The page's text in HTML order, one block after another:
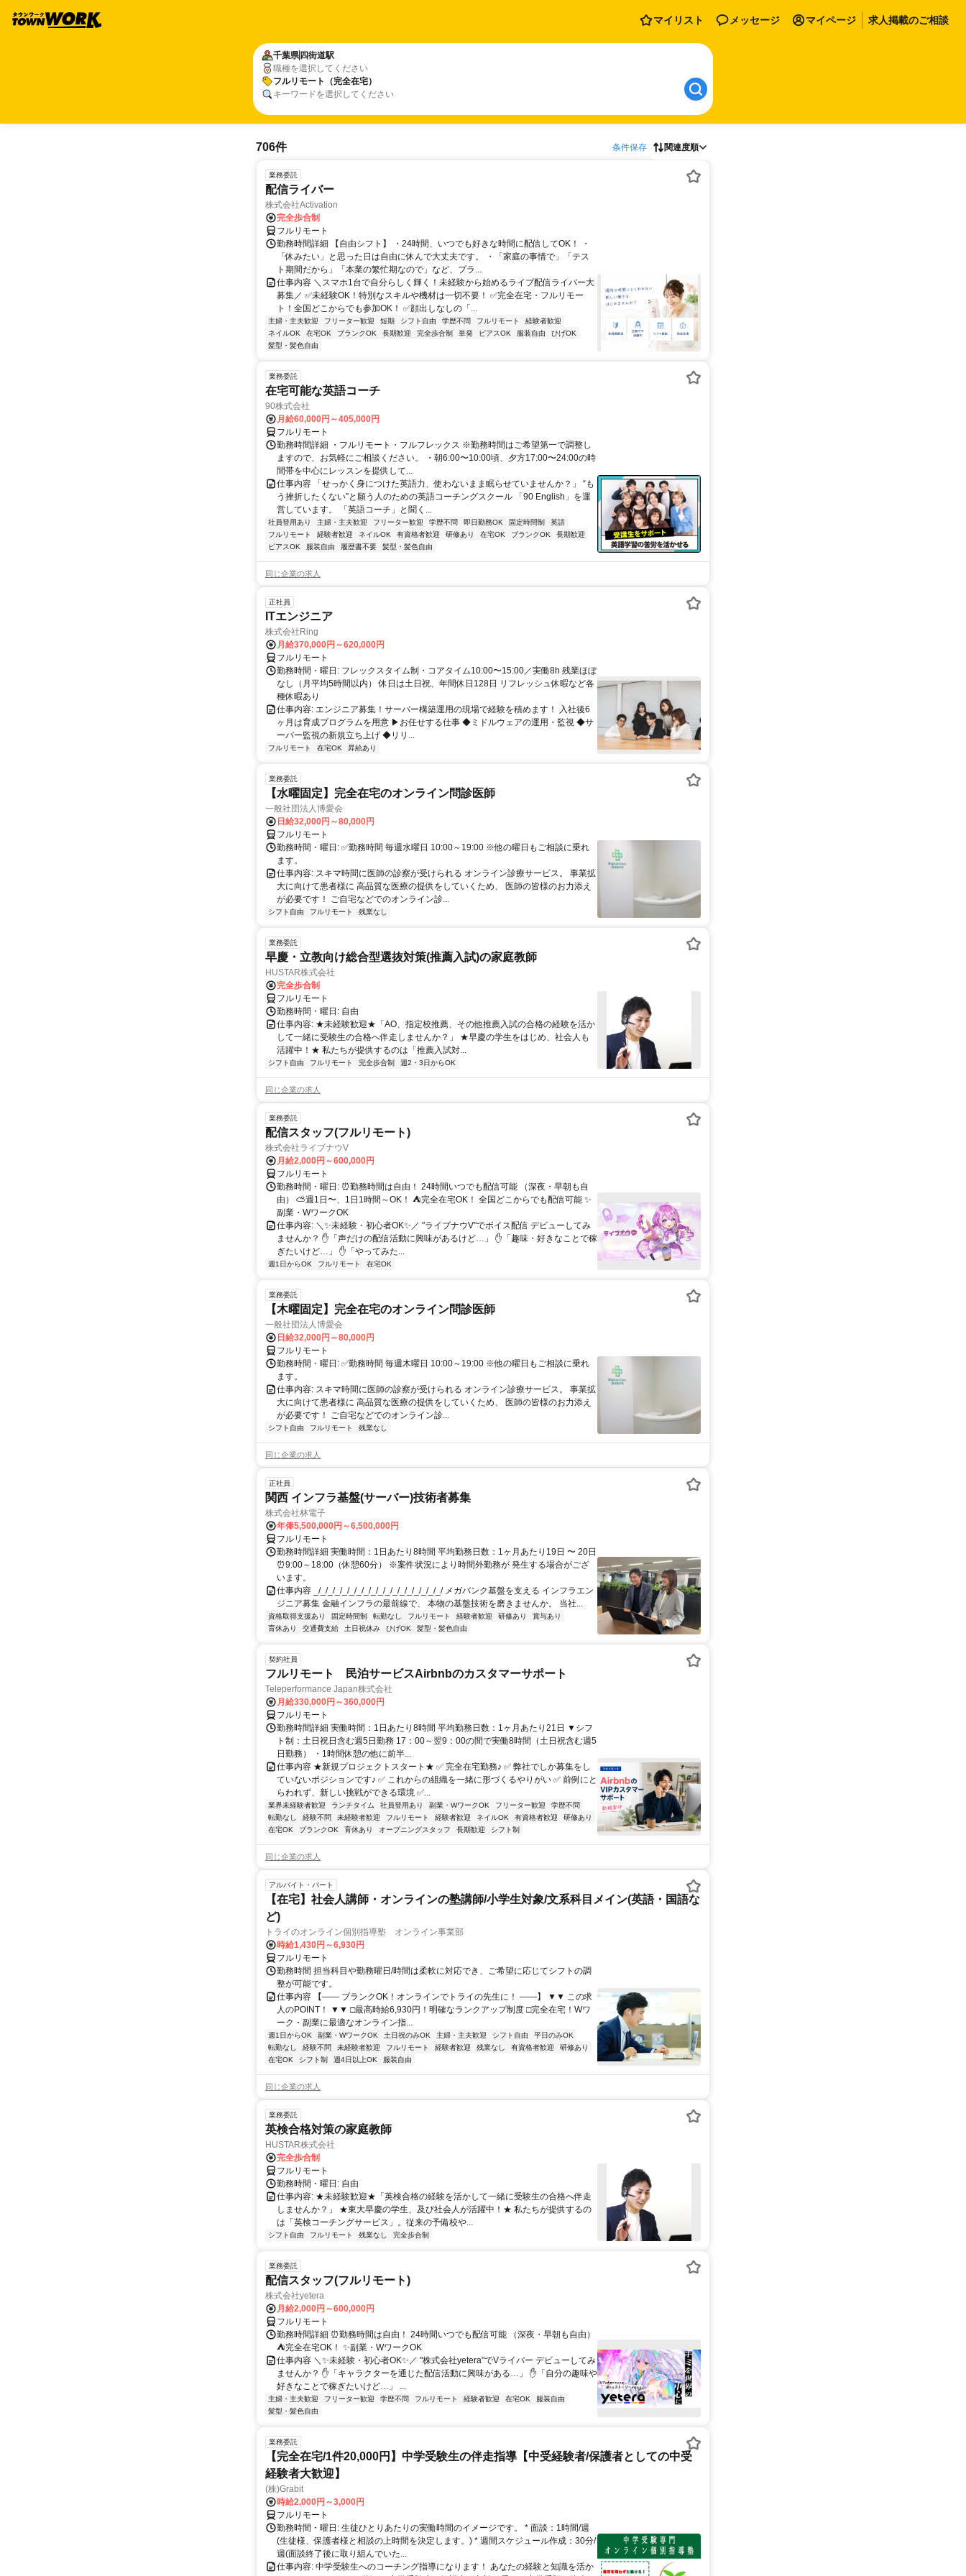
マイリスト メッセージ マイページ 求人掲載のご相談
千葉県 四街道駅
職種を選択してください
フルリモート（完全在宅）
キーワードを選択してください
706件 条件保存 関連度順
業務委託
配信ライバー
株式会社Activation
完全歩合制
フルリモート
勤務時間詳細 【自由シフト】 ・24時間、いつでも好きな時間に配信してOK！ ・
「休みたい」と思った日は自由に休んで大丈夫です。 ・「家庭の事情で」「テス
ト期間だから」「本業の繁忙期なので」など、プラ...
仕事内容 ＼スマホ1台で自分らしく輝く！未経験から始めるライブ配信ライバー大
募集／ ✅未経験OK！特別なスキルや機材は一切不要！ ✅完全在宅・フルリモー
ト！全国どこからでも参加OK！ ✅顔出しなしの「...
主婦・主夫歓迎 フリーター歓迎 短期 シフト自由 学歴不問 フルリモート
経験者歓迎
ネイルOK
在宅OK ブランクOK 長期歓迎 完全歩合制 単発 ピアスOK 服装自由
ひげOK
髪型・髪色自由
業務委託
在宅可能な英語コーチ
90株式会社
月給60,000円～405,000円
フルリモート
勤務時間詳細 ・フルリモート・フルフレックス ※勤務時間はご希望第一で調整し
ますので、お気軽にご相談ください。 ・朝6:00〜10:00頃、夕方17:00〜24:00の時
間帯を中心にレッスンを提供して...
仕事内容 「せっかく身につけた英語力、使わないまま眠らせていませんか？」 “も
う挫折したくない”と願う人のための英語コーチングスクール 「90 English」を運
営しています。 「英語コーチ」と聞く...
社員登用あり 主婦・主夫歓迎 フリーター歓迎 学歴不問 即日勤務OK 固定時間制
英語
フルリモート
経験者歓迎 ネイルOK 有資格者歓迎 研修あり 在宅OK ブランクOK
長期歓迎
ピアスOK
服装自由 履歴書不要 髪型・髪色自由
同じ企業の求人
正社員
ITエンジニア
株式会社Ring
月給370,000円～620,000円
フルリモート
勤務時間・曜日: フレックスタイム制・コアタイム10:00〜15:00／実働8h 残業ほぼ
なし（月平均5時間以内） 休日は土日祝、年間休日128日 リフレッシュ休暇など各
種休暇あり
仕事内容: エンジニア募集！サーバー構築運用の現場で経験を積めます！ 入社後6
ヶ月は育成プログラムを用意 ▶お任せする仕事 ◆ミドルウェアの運用・監視 ◆サ
ーバー監視の新規立ち上げ ◆リリ...
フルリモート 在宅OK 昇給あり
業務委託
【水曜固定】完全在宅のオンライン問診医師
一般社団法人博愛会
日給32,000円～80,000円
フルリモート
勤務時間・曜日: ✅勤務時間 毎週水曜日 10:00～19:00 ※他の曜日もご相談に乗れ
ます。
仕事内容: スキマ時間に医師の診察が受けられる オンライン診療サービス。 事業拡
大に向けて患者様に 高品質な医療の提供をしていくため、 医師の皆様のお力添え
が必要です！ ご自宅などでのオンライン診...
シフト自由 フルリモート 残業なし
業務委託
早慶・立教向け総合型選抜対策(推薦入試)の家庭教師
HUSTAR株式会社
完全歩合制
フルリモート
勤務時間・曜日: 自由
仕事内容: ★未経験歓迎★「AO、指定校推薦、その他推薦入試の合格の経験を活か
して一緒に受験生の合格へ伴走しませんか？」 ★早慶の学生をはじめ、社会人も
活躍中！★ 私たちが提供するのは「推薦入試対...
シフト自由 フルリモート 完全歩合制 週2・3日からOK
同じ企業の求人
業務委託
配信スタッフ(フルリモート)
株式会社ライブナウV
月給2,000円～600,000円
フルリモート
勤務時間・曜日: ⏰勤務時間は自由！ 24時間いつでも配信可能 （深夜・早朝も自
由） ⛅週1日〜、1日1時間～OK！ ⛺完全在宅OK！ 全国どこからでも配信可能 ✨
副業・WワークOK
仕事内容: ＼✨未経験・初心者OK✨／ "ライブナウV"でボイス配信 デビューしてみ
ませんか？ ✋「声だけの配信活動に興味があるけど…」 ✋「趣味・好きなことで稼
ぎたいけど…」 ✋「やってみた...
週1日からOK フルリモート 在宅OK
業務委託
【木曜固定】完全在宅のオンライン問診医師
一般社団法人博愛会
日給32,000円～80,000円
フルリモート
勤務時間・曜日: ✅勤務時間 毎週木曜日 10:00～19:00 ※他の曜日もご相談に乗れ
ます。
仕事内容: スキマ時間に医師の診察が受けられる オンライン診療サービス。 事業拡
大に向けて患者様に 高品質な医療の提供をしていくため、 医師の皆様のお力添え
が必要です！ ご自宅などでのオンライン診...
シフト自由 フルリモート 残業なし
同じ企業の求人
正社員
関西 インフラ基盤(サーバー)技術者募集
株式会社林電子
年俸5,500,000円～6,500,000円
フルリモート
勤務時間詳細 実働時間：1日あたり8時間 平均勤務日数：1ヶ月あたり19日 〜 20日
⏰9:00～18:00（休憩60分） ※案件状況により時間外勤務が 発生する場合がござ
います。
仕事内容 _/_/_/_/_/_/_/_/_/_/_/_/_/_/_/_/_/_/ メガバンク基盤を支える インフラエン
ジニア募集 金融インフラの最前線で、 本物の基盤技術を磨きませんか。 当社...
資格取得支援あり 固定時間制 転勤なし フルリモート 経験者歓迎 研修あり
賞与あり
育休あり
交通費支給 土日祝休み ひげOK 髪型・髪色自由
契約社員
フルリモート 民泊サービスAirbnbのカスタマーサポート
Teleperformance Japan株式会社
月給330,000円～360,000円
フルリモート
勤務時間詳細 実働時間：1日あたり8時間 平均勤務日数：1ヶ月あたり21日 ▼シフ
ト制：土日祝日含む週5日勤務 17：00～翌9：00の間で実働8時間（土日祝含む週5
日勤務） ・1時間休憩の他に前半...
仕事内容 ★新規プロジェクトスタート★ ✅ 完全在宅勤務♪ ✅ 弊社でしか募集をし
ていないポジションです♪ ✅ これからの組織を一緒に形づくるやりがい ✅ 前例にと
らわれず、新しい挑戦ができる環境 ✅...
業界未経験者歓迎 ランチタイム 社員登用あり 副業・WワークOK フリーター歓迎
学歴不問
転勤なし
経験不問 未経験者歓迎 フルリモート 経験者歓迎 ネイルOK 有資格者歓迎
研修あり
在宅OK
ブランクOK 育休あり オープニングスタッフ 長期歓迎 シフト制
同じ企業の求人
アルバイト・パート
【在宅】社会人講師・オンラインの塾講師/小学生対象/文系科目メイン(英語・国語な
ど)
トライのオンライン個別指導塾 オンライン事業部
時給1,430円～6,930円
フルリモート
勤務時間 担当科目や勤務曜日/時間は柔軟に対応でき、ご希望に応じてシフトの調
整が可能です。
仕事内容 【―― ブランクOK！オンラインでトライの先生に！ ――】 ▼▼ この求
人のPOINT！ ▼▼ □最高時給6,930円！明確なランクアップ制度 □完全在宅！Wワ
ーク・副業に最適なオンライン指...
週1日からOK 副業・WワークOK 土日祝のみOK 主婦・主夫歓迎 シフト自由
平日のみOK
転勤なし
経験不問 未経験者歓迎 フルリモート 経験者歓迎 残業なし 有資格者歓迎
研修あり
在宅OK
シフト制 週4日以上OK 服装自由
同じ企業の求人
業務委託
英検合格対策の家庭教師
HUSTAR株式会社
完全歩合制
フルリモート
勤務時間・曜日: 自由
仕事内容: ★未経験歓迎★「英検合格の経験を活かして一緒に受験生の合格へ伴走
しませんか？」 ★東大早慶の学生、及び社会人が活躍中！★ 私たちが提供するの
は「英検コーチングサービス」。従来の予備校や...
シフト自由 フルリモート 残業なし 完全歩合制
業務委託
配信スタッフ(フルリモート)
株式会社yetera
月給2,000円～600,000円
フルリモート
勤務時間詳細 ⏰勤務時間は自由！ 24時間いつでも配信可能 （深夜・早朝も自由）
⛺完全在宅OK！ ✨副業・WワークOK
仕事内容 ＼✨未経験・初心者OK✨／ "株式会社yetera"でVライバー デビューしてみ
ませんか？ ✋「キャラクターを通じた配信活動に興味がある…」 ✋「自分の趣味や
好きなことで稼ぎたいけど…」 ...
主婦・主夫歓迎 フリーター歓迎 学歴不問 フルリモート 経験者歓迎 在宅OK
服装自由
髪型・髪色自由
業務委託
【完全在宅/1件20,000円】中学受験生の伴走指導【中受経験者/保護者としての中受
経験者大歓迎】
(株)Grabit
時給2,000円～3,000円
フルリモート
勤務時間・曜日: 生徒ひとりあたりの実働時間のイメージです。 * 面談：1時間/週
(生徒様、保護者様と相談の上時間を決定します。) * 週間スケジュール作成：30分/
週(面談終了後に取り組んでいた...
仕事内容: 中学受験生へのコーチング指導になります！ あなたの経験と知識を活か